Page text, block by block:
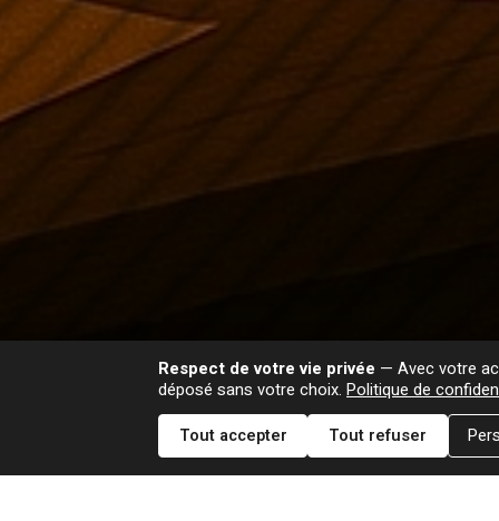
Respect de votre vie privée — Avec votre
déposé sans votre choix. Politique de
Tout accepter
Tout refuser